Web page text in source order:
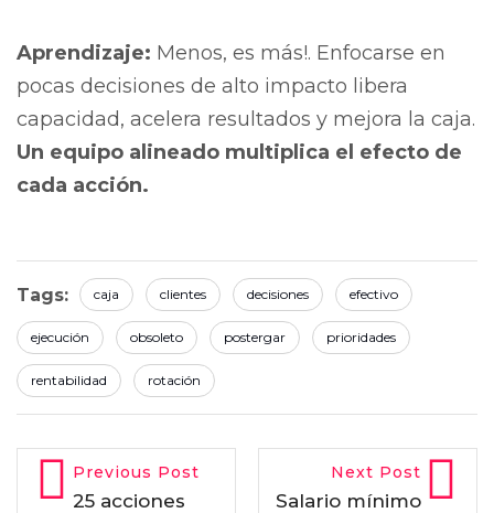
Aprendizaje: Menos, es más!. Enfocarse en
pocas decisiones de alto impacto libera
capacidad, acelera resultados y mejora la caja.
Un equipo alineado multiplica el efecto de
cada acción.
Tags: caja clientes decisiones efectivo
ejecución obsoleto postergar prioridades
rentabilidad rotación
Previous Post
25 acciones
Next Post
Salario mínimo